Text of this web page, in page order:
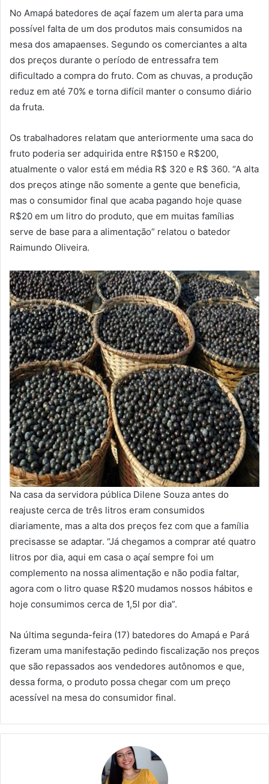
No Amapá batedores de açaí fazem um alerta para uma
possível falta de um dos produtos mais consumidos na
mesa dos amapaenses. Segundo os comerciantes a alta
dos preços durante o período de entressafra tem
dificultado a compra do fruto. Com as chuvas, a produção
reduz em até 70% e torna difícil manter o consumo diário
da fruta.
Os trabalhadores relatam que anteriormente uma saca do
fruto poderia ser adquirida entre R$150 e R$200,
atualmente o valor está em média R$ 320 e R$ 360. “A alta
dos preços atinge não somente a gente que beneficia,
mas o consumidor final que acaba pagando hoje quase
R$20 em um litro do produto, que em muitas famílias
serve de base para a alimentação” relatou o batedor
Raimundo Oliveira.
Na casa da servidora pública Dilene Souza antes do
reajuste cerca de três litros eram consumidos
diariamente, mas a alta dos preços fez com que a família
precisasse se adaptar. “Já chegamos a comprar até quatro
litros por dia, aqui em casa o açaí sempre foi um
complemento na nossa alimentação e não podia faltar,
agora com o litro quase R$20 mudamos nossos hábitos e
hoje consumimos cerca de 1,5l por dia”.
Na última segunda-feira (17) batedores do Amapá e Pará
fizeram uma manifestação pedindo fiscalização nos preços
que são repassados aos vendedores autônomos e que,
dessa forma, o produto possa chegar com um preço
acessível na mesa do consumidor final.